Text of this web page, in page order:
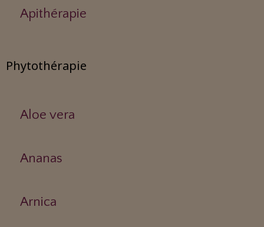
Apithérapie
Phytothérapie
Aloe vera
Ananas
Arnica